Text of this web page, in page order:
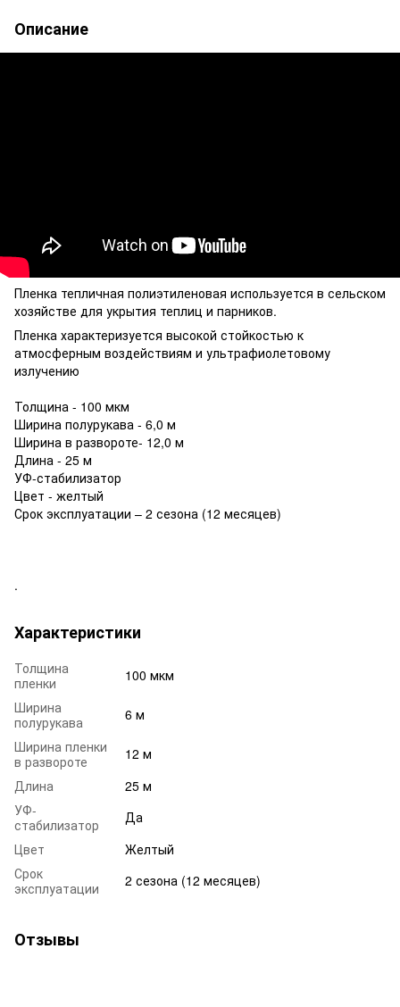
Описание
Пленка тепличная полиэтиленовая используется в сельском
хозяйстве для укрытия теплиц и парников.
Пленка характеризуется высокой стойкостью к
атмосферным воздействиям и ультрафиолетовому
излучению
Толщина - 100 мкм
Ширина полурукава - 6,0 м
Ширина в развороте- 12,0 м
Длина - 25 м
УФ-стабилизатор
Цвет - желтый
Срок эксплуатации – 2 сезона (12 месяцев)
.
Характеристики
Толщина
пленки
100 мкм
Ширина
полурукава
6 м
Ширина пленки
в развороте
12 м
Длина
25 м
УФ-
стабилизатор
Да
Цвет
Желтый
Срок
эксплуатации
2 сезона (12 месяцев)
Отзывы